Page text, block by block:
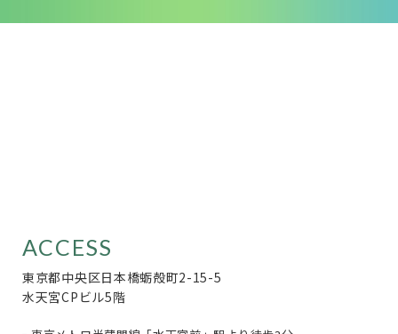
ACCESS
東京都中央区日本橋蛎殻町2-15-5
水天宮CPビル5階